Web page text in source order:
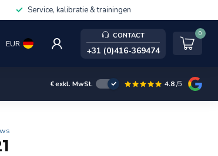
Service, kalibratie & trainingen
EUR
CONTACT
+31 (0)416-369474
0
€exkl. MwSt. 4.8/5